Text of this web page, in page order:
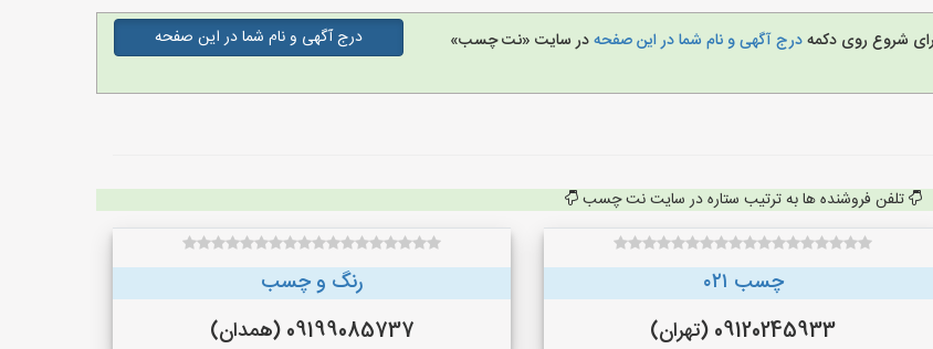
شروع روی دکمهدرج آگهی و نام شما در این صفحهدر سایت «نت چسب»
درج آگهی و نام شما در این صفحه
تلفن فروشنده ها به ترتیب ستاره در سایت نت چسب
چسب ۰۲۱
09120245933 (تهران)
رنگ و چسب
09199085737 (همدان)